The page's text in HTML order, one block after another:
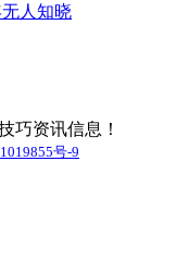
人知晓
巧资讯信息！
号-9